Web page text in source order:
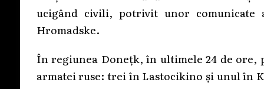
ucigând civili, potrivit unor comunicate
Hromadske.
În regiunea Donețk, în ultimele 24 de
armatei ruse: trei în Lastocikino și unul în